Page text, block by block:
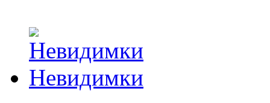
Невидимки